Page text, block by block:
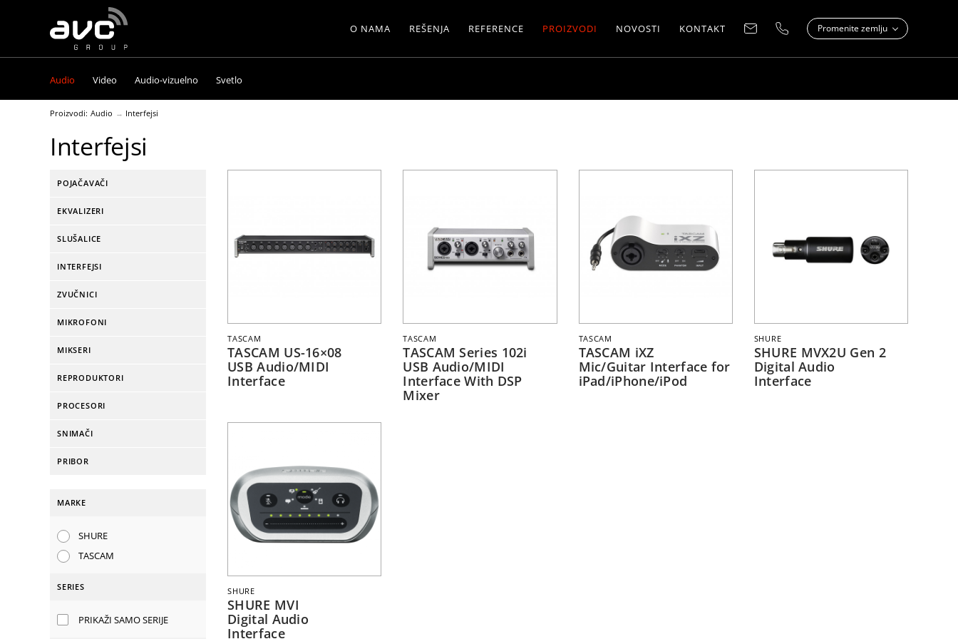
AVC
Group
O NAMA REŠENJA REFERENCE PROIZVODI NOVOSTI KONTAKT Promenite zemlju
Audio Video Audio-vizuelno Svetlo
Proizvodi: Audio Interfejsi
Interfejsi
POJAČAVAČI
EKVALIZERI
SLUŠALICE
INTERFEJSI
ZVUČNICI
MIKROFONI
MIKSERI
REPRODUKTORI
PROCESORI
SNIMAČI
PRIBOR
MARKE
SHURE
TASCAM
SERIES
PRIKAŽI SAMO SERIJE
TASCAM
TASCAM US-16×08
USB Audio/MIDI
Interface
TASCAM
TASCAM Series 102i
USB Audio/MIDI
Interface With DSP
Mixer
TASCAM
TASCAM iXZ
Mic/Guitar Interface for
iPad/iPhone/iPod
SHURE
SHURE MVX2U Gen 2
Digital Audio
Interface
SHURE
SHURE MVI
Digital Audio
Interface